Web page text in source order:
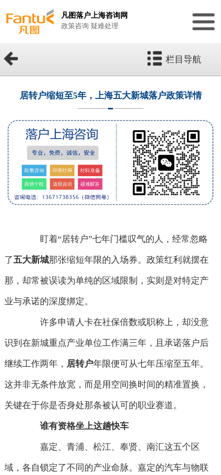
凡图落户上海咨询网
政策咨询 疑难处理
栏目导航
居转户缩短至5年，上海五大新城落户政策详情
盯着“居转户”七年门槛叹气的人，经常忽略
了五大新城那张缩短年限的入场券。政策红利就摆在
那，却常被误读为单纯的区域限制，实则是对特定产
业与承诺的深度绑定。
许多申请人卡在社保倍数或职称上，却没意
识到在新城重点产业单位工作满三年，且承诺落户后
继续工作两年， 居转户年限便可从七年压缩至五年。
这并非无条件放宽，而是用空间换时间的精准置换，
关键在于你是否身处那条被认可的职业赛道。
谁有资格坐上这趟快车
嘉定、青浦、松江、奉贤、南汇这五个区
域，各自锁定了不同的产业命脉。嘉定的汽车与物联